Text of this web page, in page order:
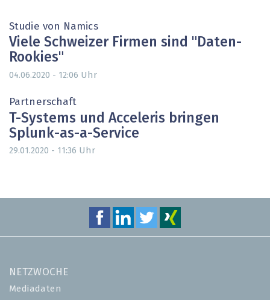
Studie von Namics
Viele Schweizer Firmen sind "Daten-
Rookies"
04.06.2020 - 12:06 Uhr
Partnerschaft
T-Systems und Acceleris bringen
Splunk-as-a-Service
29.01.2020 - 11:36 Uhr
NETZWOCHE
Mediadaten